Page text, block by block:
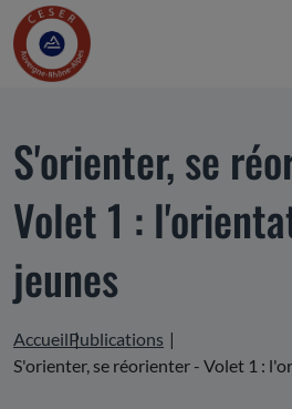
S'orienter, se
Volet 1 :
jeunes
AccueilPublications
S'orienter, se réorienter - Volet 1 :